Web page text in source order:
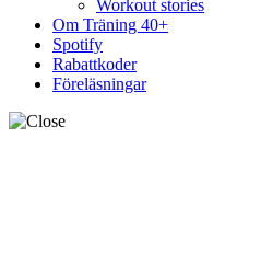
Workout stories
Om Träning 40+
Spotify
Rabattkoder
Föreläsningar